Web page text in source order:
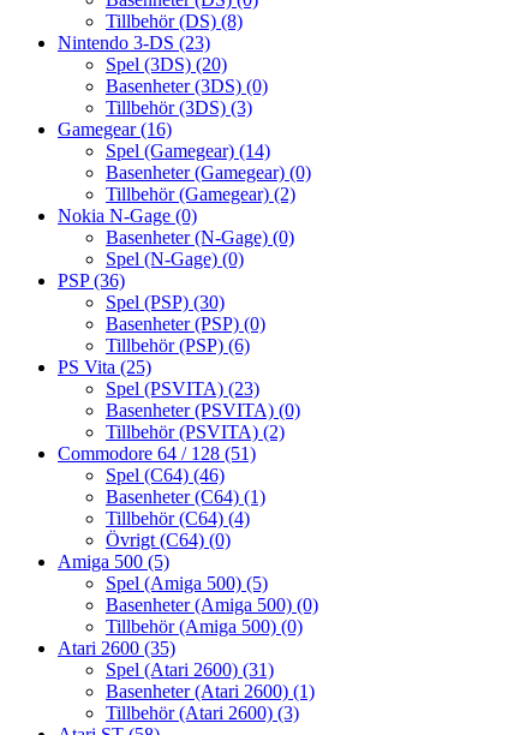
Tillbehör (DS) (8)
Nintendo 3-DS (23)
Spel (3DS) (20)
Basenheter (3DS) (0)
Tillbehör (3DS) (3)
Gamegear(16)
Spel (Gamegear) (14)
Basenheter (Gamegear) (0)
Tillbehör (Gamegear) (2)
Nokia N-Gage (0)
Basenheter (N-Gage) (0)
Spel (N-Gage) (0)
PSP(36)
Spel (PSP) (30)
Basenheter (PSP) (0)
Tillbehör (PSP) (6)
PS Vita (25)
Spel (PSVITA) (23)
Basenheter (PSVITA) (0)
Tillbehör (PSVITA) (2)
Commodore 64 / 128 (51)
Spel (C64) (46)
Basenheter (C64) (1)
Tillbehör (C64) (4)
Övrigt (C64) (0)
Amiga 500 (5)
Spel (Amiga 500) (5)
Basenheter (Amiga 500) (0)
Tillbehör (Amiga 500) (0)
Atari 2600 (35)
Spel (Atari 2600) (31)
Basenheter (Atari 2600) (1)
Tillbehör (Atari 2600) (3)